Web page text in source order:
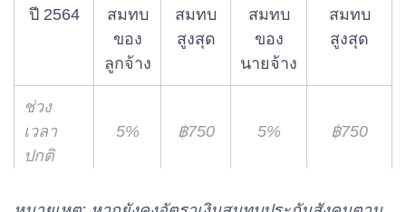
ปี 2564
สมทบ
ของ
ลูกจ้าง
สมทบ
สูงสุด
สมทบ
ของ
นายจ้าง
สมทบ
สูงสุด
ช่วง
เวลา
ปกติ
5% ฿750 5% ฿750